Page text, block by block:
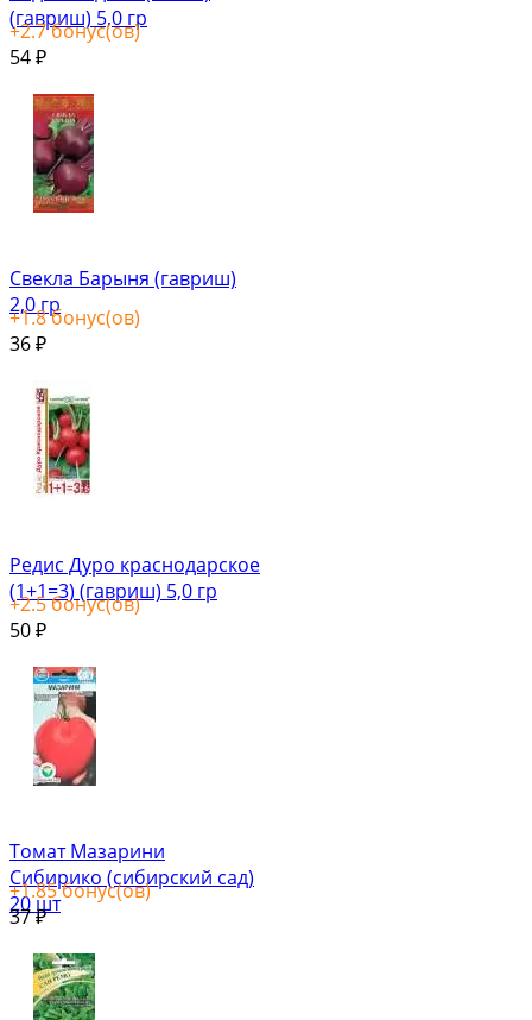
(гавриш) 5,0 гр
+2.7бонус(ов)
54 ₽
Свекла Барыня (гавриш)
2,0 гр
+1.8бонус(ов)
36 ₽
Редис Дуро краснодарское
(1+1=3) (гавриш) 5,0 гр
+2.5бонус(ов)
50 ₽
Томат Мазарини
Сибирико (сибирский сад)
20 шт
+1.85бонус(ов)
37₽